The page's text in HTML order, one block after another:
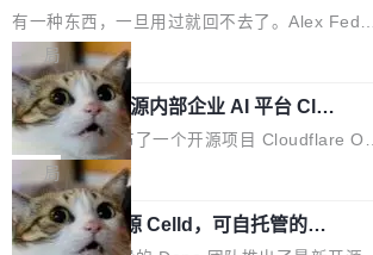
的帖子在 Reddit 火了
有一种东西，一旦用过就回不去了。Alex Fedos
eev 管它叫"软件设计的基石"。 他说的东西不新
鲜——代数数据类型（ADT），尤其是和类型
（sum type）。但他说清楚了一件事：这不是类
型系统的学术体操，是日常编码的思维方式。 文
章从一个简单的例子切入。一个网站的深色主题
设置，如果用布尔值 + 可空字段来表示——bool
ean 表示是否可切换，nullable 的默认模式、浅
色方案、深色方案——会产生大量无意义的组
局
Cloudflare 开源内部企业 AI 平台 Clou
dflare OS
Cloudflare 发布了一个开源项目 Cloudflare O
S。如果你只看官方博客，你会觉得这是又一
个"AI 知识库 + 聊天机器人"——每个大厂都在
做，没什么新鲜的。 但 Kenton Varda 在 Twitte
局
Deno 团队开源 Celld，可自托管的分